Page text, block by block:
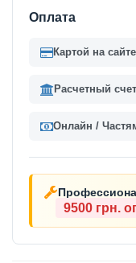
Оплата
Картой на сайте
Расчетный счет
Онлайн /
9500 грн.